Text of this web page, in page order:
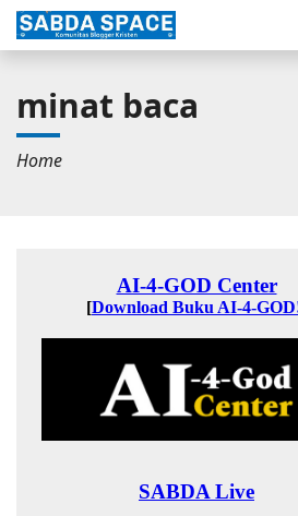
minat baca
Home